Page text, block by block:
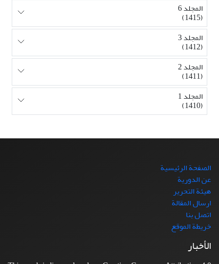
المجلد 6
(1415)
المجلد 3
(1412)
المجلد 2
(1411)
المجلد 1
(1410)
الصفحة الرئيسية
عن الدورية
هيئة التحرير
ارسال المقالة
اتصل بنا
خريطة الموقع
الأخبار